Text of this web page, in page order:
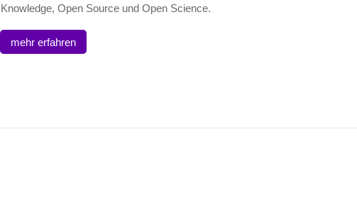
Knowledge, Open Source und Open Science.
mehr erfahren